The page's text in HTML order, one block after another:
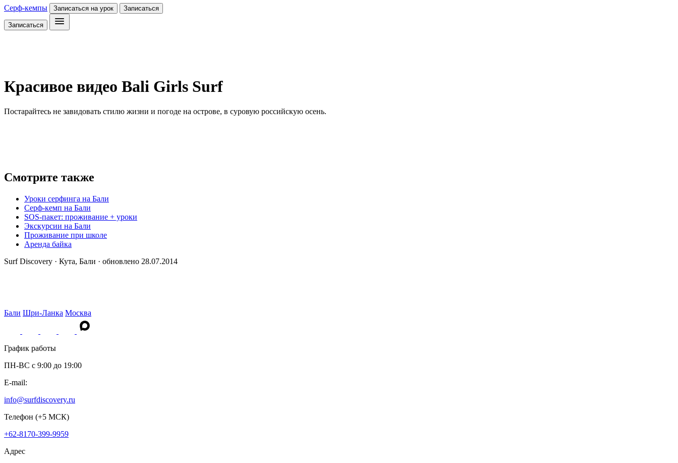
Серф-кемпы Записаться на урок Записаться
Записаться
Красивое видео Bali Girls Surf
Постарайтесь не завидовать стилю жизни и погоде на острове, в суровую российскую осень.
Смотрите также
Уроки серфинга на Бали
Серф-кемп на Бали
SOS-пакет: проживание + уроки
Экскурсии на Бали
Проживание при школе
Аренда байка
Surf Discovery · Кута, Бали · обновлено 28.07.2014
Бали Шри-Ланка Москва
График работы
ПН-ВС c 9:00 до 19:00
E-mail:
info@surfdiscovery.ru
Телефон (+5 МСК)
+62-8170-399-9959
Адрес